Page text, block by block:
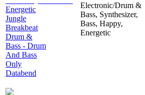
Energetic
Jungle
Breakbeat
Drum &
Bass - Drum
And Bass
Only
Databend
Electronic/Drum &
Bass, Synthesizer,
Bass, Happy,
Energetic